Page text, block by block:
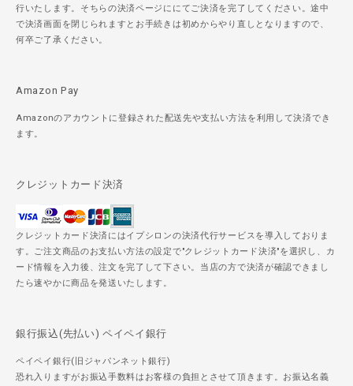
行いたします。そちらの決済ページににてご決済を完了してください。途中
で決済画面を閉じられますとお手続きは初めからやり直しとなりますので、
何卒ご了承ください。
Amazon Pay
Amazonのアカウントに登録された配送先や支払い方法を利用して決済でき
ます。
クレジットカード決済
クレジットカード決済にはイプシロンの決済代行サービスを導入しておりま
す。ご注文商品のお支払い方法の設定で"クレジットカード決済"を選択し、カ
ード情報を入力後、注文を完了して下さい。当店の方で決済が確認できまし
たら速やかに商品を発送いたします。
銀行振込(先払い) ペイペイ銀行
ペイペイ銀行(旧ジャパンネット銀行)
恐れ入りますがお振込手数料はお客様の負担とさせて頂きます。お振込名義